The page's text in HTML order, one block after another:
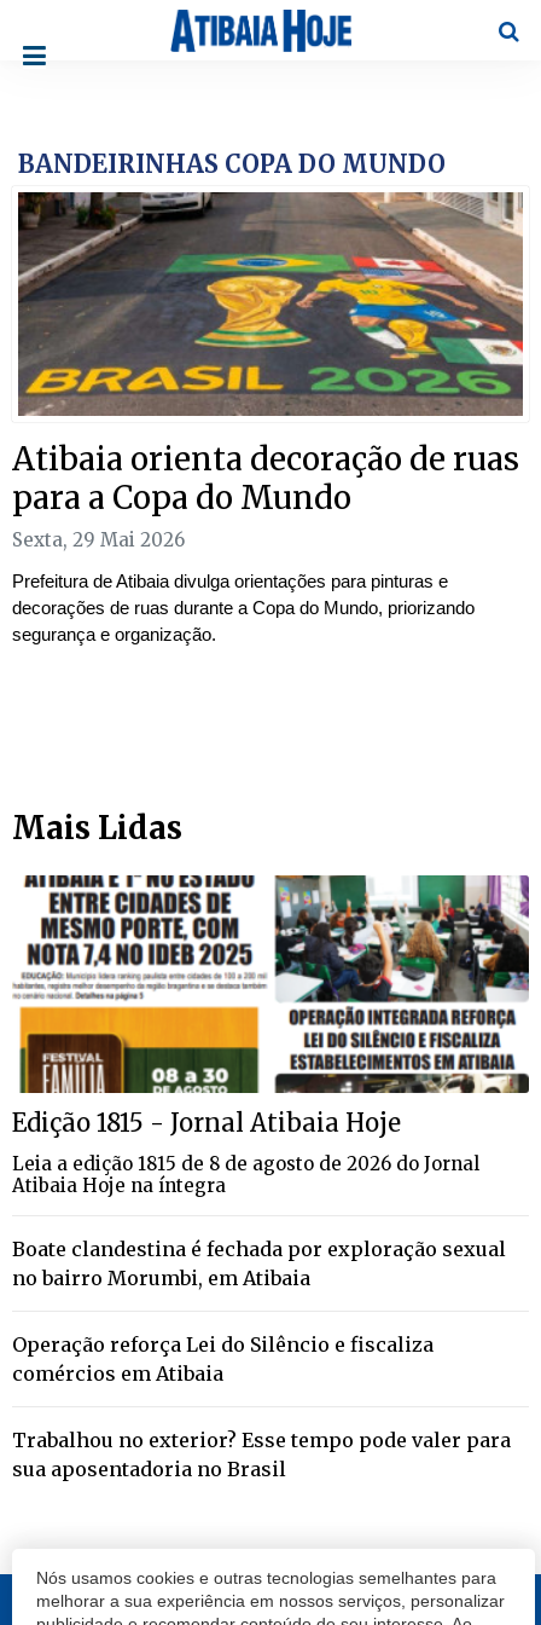
Nós usamos cookies e outras tecnologias semelhantes para
melhorar a sua experiência em nossos serviços, personalizar
BANDEIRINHAS COPA DO MUNDO
Atibaia orienta decoração de ruas
para a Copa do Mundo
Sexta, 29 Mai 2026
Prefeitura de Atibaia divulga orientações para pinturas e
decorações de ruas durante a Copa do Mundo, priorizando
segurança e organização.
Mais Lidas
Edição 1815 - Jornal Atibaia Hoje
Leia a edição 1815 de 8 de agosto de 2026 do Jornal
Atibaia Hoje na íntegra
Boate clandestina é fechada por exploração sexual
no bairro Morumbi, em Atibaia
Operação reforça Lei do Silêncio e fiscaliza
comércios em Atibaia
Trabalhou no exterior? Esse tempo pode valer para
sua aposentadoria no Brasil